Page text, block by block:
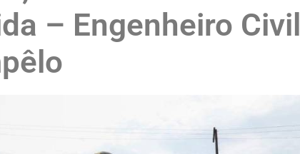
– Engenheiro Civil